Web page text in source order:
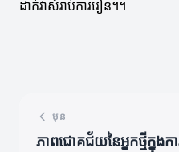
ដាក់វាសំរាប់ការរៀន។។
មុន
ភាពជោគជ័យនៃអ្នកថ្មីក្នុងក